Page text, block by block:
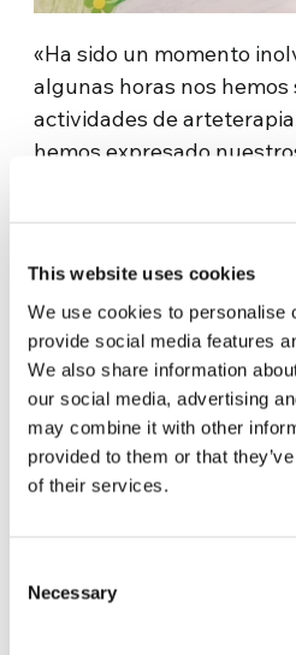
This website uses cookies
We use cookies to personalise
provide social media features
We also share information
our social media, advertising
may combine it with other
provided to them or that
of their services.
Selection
Necessary
«Ha sido un momento
algunas horas nos
actividades de
hemos expresado
pensamientos en papel.
visto algo común: todos
y sereno sobre nuestras
deseamos volver a
con nuestras familias,
actividades han sido
emociones y para la paz
terapeutas por haber
completamente sus